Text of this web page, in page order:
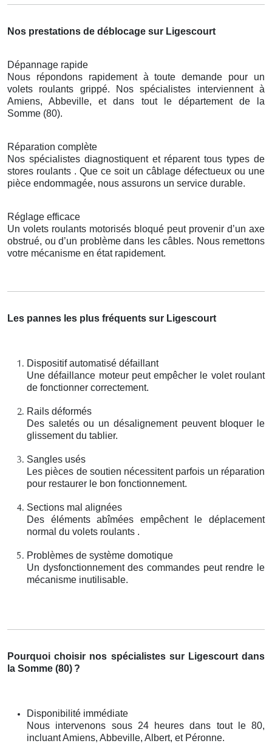
Nos prestations de déblocage sur Ligescourt
Dépannage rapide
Nous répondons rapidement à toute demande pour un
volets roulants grippé. Nos spécialistes interviennent à
Amiens, Abbeville, et dans tout le département de la
Somme (80).
Réparation complète
Nos spécialistes diagnostiquent et réparent tous types de
stores roulants . Que ce soit un câblage défectueux ou une
pièce endommagée, nous assurons un service durable.
Réglage efficace
Un volets roulants motorisés bloqué peut provenir d’un axe
obstrué, ou d’un problème dans les câbles. Nous remettons
votre mécanisme en état rapidement.
Les pannes les plus fréquents sur Ligescourt
Dispositif automatisé défaillant
Une défaillance moteur peut empêcher le volet roulant
de fonctionner correctement.
Rails déformés
Des saletés ou un désalignement peuvent bloquer le
glissement du tablier.
Sangles usés
Les pièces de soutien nécessitent parfois un réparation
pour restaurer le bon fonctionnement.
Sections mal alignées
Des éléments abîmées empêchent le déplacement
normal du volets roulants .
Problèmes de système domotique
Un dysfonctionnement des commandes peut rendre le
mécanisme inutilisable.
Pourquoi choisir nos spécialistes sur Ligescourt dans
la Somme (80) ?
Disponibilité immédiate
Nous intervenons sous 24 heures dans tout le 80,
incluant Amiens, Abbeville, Albert, et Péronne.